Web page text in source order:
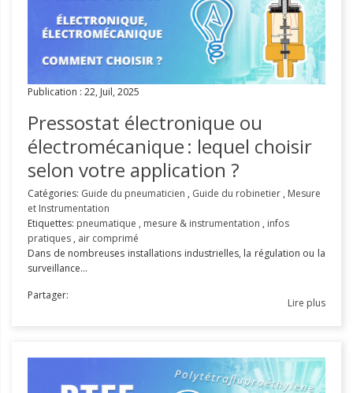
Publication : 22, Juil, 2025
Pressostat électronique ou
électromécanique : lequel choisir
selon votre application ?
Catégories: Guide du pneumaticien , Guide du robinetier , Mesure
et Instrumentation
Etiquettes: pneumatique , mesure & instrumentation , infos
pratiques , air comprimé
Dans de nombreuses installations industrielles, la régulation ou la
surveillance...
Lire plus
Partager: